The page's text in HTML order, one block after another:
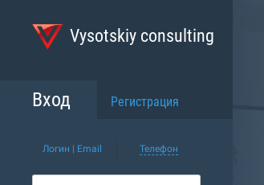
Vysotskiy consulting
Вход Регистрация
Логин | Email Телефон